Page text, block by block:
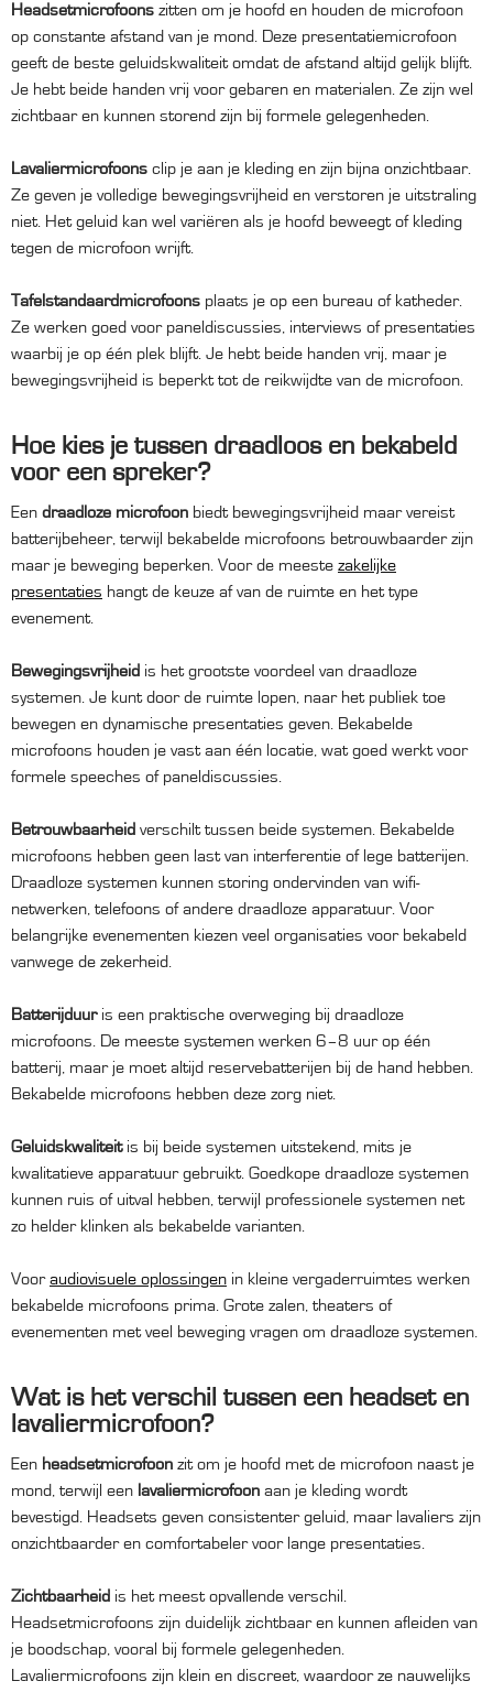
Headsetmicrofoons zitten om je hoofd en houden de microfoon
op constante afstand van je mond. Deze presentatiemicrofoon
geeft de beste geluidskwaliteit omdat de afstand altijd gelijk blijft.
Je hebt beide handen vrij voor gebaren en materialen. Ze zijn wel
zichtbaar en kunnen storend zijn bij formele gelegenheden.
Lavaliermicrofoons clip je aan je kleding en zijn bijna onzichtbaar.
Ze geven je volledige bewegingsvrijheid en verstoren je uitstraling
niet. Het geluid kan wel variëren als je hoofd beweegt of kleding
tegen de microfoon wrijft.
Tafelstandaardmicrofoons plaats je op een bureau of katheder.
Ze werken goed voor paneldiscussies, interviews of presentaties
waarbij je op één plek blijft. Je hebt beide handen vrij, maar je
bewegingsvrijheid is beperkt tot de reikwijdte van de microfoon.
Hoe kies je tussen draadloos en bekabeld
voor een spreker?
Een draadloze microfoon biedt bewegingsvrijheid maar vereist
batterijbeheer, terwijl bekabelde microfoons betrouwbaarder zijn
maar je beweging beperken. Voor de meeste zakelijke
presentaties hangt de keuze af van de ruimte en het type
evenement.
Bewegingsvrijheid is het grootste voordeel van draadloze
systemen. Je kunt door de ruimte lopen, naar het publiek toe
bewegen en dynamische presentaties geven. Bekabelde
microfoons houden je vast aan één locatie, wat goed werkt voor
formele speeches of paneldiscussies.
Betrouwbaarheid verschilt tussen beide systemen. Bekabelde
microfoons hebben geen last van interferentie of lege batterijen.
Draadloze systemen kunnen storing ondervinden van wifi-
netwerken, telefoons of andere draadloze apparatuur. Voor
belangrijke evenementen kiezen veel organisaties voor bekabeld
vanwege de zekerheid.
Batterijduuris een praktische overweging bij draadloze
microfoons. De meeste systemen werken 6–8 uur op één
batterij, maar je moet altijd reservebatterijen bij de hand hebben.
Bekabelde microfoons hebben deze zorg niet.
Geluidskwaliteitis bij beide systemen uitstekend, mits je
kwalitatieve apparatuur gebruikt. Goedkope draadloze systemen
kunnen ruis of uitval hebben, terwijl professionele systemen net
zo helder klinken als bekabelde varianten.
Vooraudiovisuele oplossingen in kleine vergaderruimtes werken
bekabelde microfoons prima. Grote zalen, theaters of
evenementen met veel beweging vragen om draadloze systemen.
Wat is het verschil tussen een headset en
lavaliermicrofoon?
Een headsetmicrofoon zit om je hoofd met de microfoon naast je
mond, terwijl een lavaliermicrofoon aan je kleding wordt
bevestigd. Headsets geven consistenter geluid, maar lavaliers zijn
onzichtbaarder en comfortabeler voor lange presentaties.
Zichtbaarheid is het meest opvallende verschil.
Headsetmicrofoons zijn duidelijk zichtbaar en kunnen afleiden van
je boodschap, vooral bij formele gelegenheden.
Lavaliermicrofoons zijn klein en discreet, waardoor ze nauwelijks